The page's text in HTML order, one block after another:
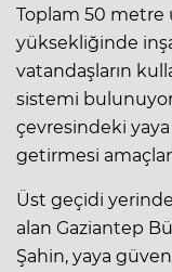
Toplam 50 metre
yüksekliğinde
vatandaşların
sistemi
çevresindeki
getirmesi
Üst geçidi
alan Gaziantep
Şahin, yaya